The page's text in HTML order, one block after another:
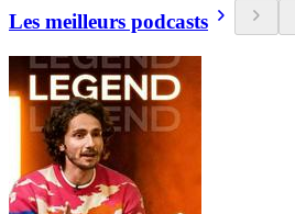
Les meilleurs podcasts